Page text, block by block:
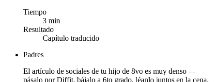
Tiempo
3 min
Resultado
Capítulo traducido
Padres
El artículo de sociales de tu hijo de 8vo es muy denso —
pásalo por Diffit, bájalo a 6to grado, léanlo juntos en la cena.